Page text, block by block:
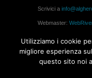
Scrivici a
Webmaster:
permesso di
Utilizziamo i cookie
migliore esperienza
questo sito noi